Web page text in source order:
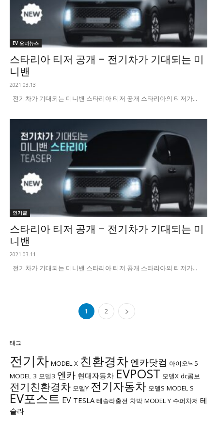
EV 오너뉴스
스타리아 티저 공개 – 전기차가 기대되는 미
니밴
2021.03.13
전기차가 기대되는 미니밴 스타리아 티저 공개 스타리아의 티저가...
인기글
스타리아 티저 공개 – 전기차가 기대되는 미
니밴
2021.03.11
전기차가 기대되는 미니밴 스타리아 티저 공개 스타리아의 티저가...
1 2
태그
전기차 MODEL X 친환경차 엔카닷컴 아이오닉5
MODEL 3 모델3 엔카 현대자동차 EVPOST 모델X dc콤보
전기친환경차 모델Y 전기자동차 모델S MODEL S
EV포스트 EV TESLA 테슬라충전 차박 MODEL Y 수퍼차저 테
슬라